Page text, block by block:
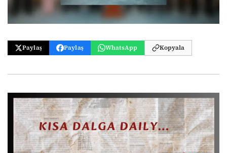
Paylaş Paylaş WhatsApp Kopyala